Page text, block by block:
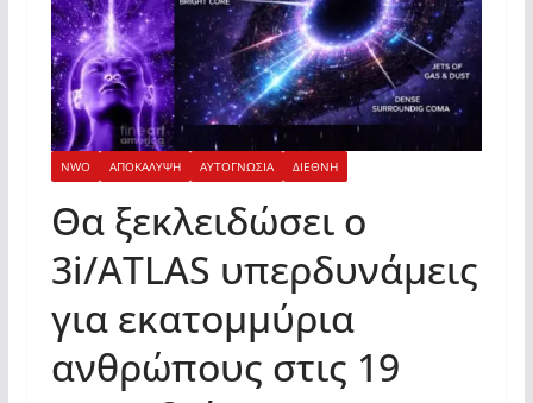
NWO ΑΠΟΚΑΛΥΨΗ ΑΥΤΟΓΝΩΣΙΑ ΔΙΕΘΝΗ
Θα ξεκλειδώσει ο
3i/ATLAS υπερδυνάμεις
για εκατομμύρια
ανθρώπους στις 19